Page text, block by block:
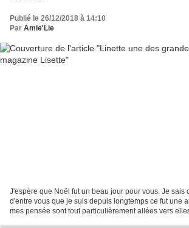
Publié le 26/12/2018 à 14:10
Par Amie'Lie
J'espère que Noël fut un beau jour pour vous. Je sais
d'entre vous que je suis depuis longtemps ce fut une
mes pensée sont tout particulièrement allées vers